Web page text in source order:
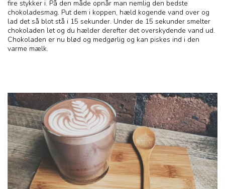
fire stykker i. På den måde opnår man nemlig den bedste
chokoladesmag. Put dem i koppen, hæld kogende vand over og
lad det så blot stå i 15 sekunder. Under de 15 sekunder smelter
chokoladen let og du hælder derefter det overskydende vand ud.
Chokoladen er nu blød og medgørlig og kan piskes ind i den
varme mælk.